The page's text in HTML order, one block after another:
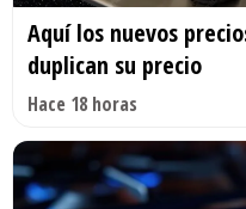
Aquí los nuevos
duplican su precio
Hace 18 horas